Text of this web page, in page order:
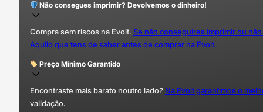
Não consegues imprimir? Devolvemos o dinheiro!
Compra sem riscos na Evolt. Se não conseguires imprimir ou
Aquilo que tens de saber antes de comprar na Evolt.
Preço Mínimo Garantido
Encontraste mais barato noutro lado? Na Evolt garantimos o
validação.